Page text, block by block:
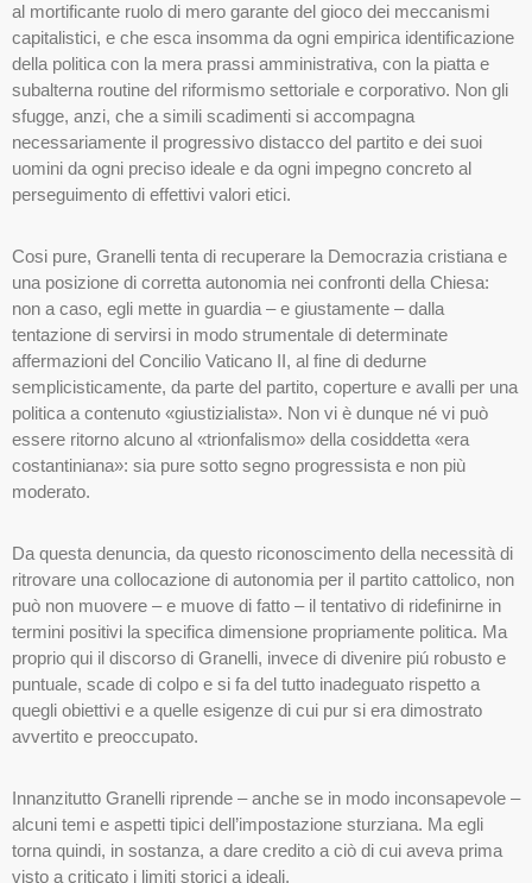
al mortificante ruolo di mero garante del gioco dei meccanismi
capitalistici, e che esca insomma da ogni empirica identificazione
della politica con la mera prassi amministrativa, con la piatta e
subalterna routine del riformismo settoriale e corporativo. Non gli
sfugge, anzi, che a simili scadimenti si accompagna
necessariamente il progressivo distacco del partito e dei suoi
uomini da ogni preciso ideale e da ogni impegno concreto al
perseguimento di effettivi valori etici.
Cosi pure, Granelli tenta di recuperare la Democrazia cristiana e
una posizione di corretta autonomia nei confronti della Chiesa:
non a caso, egli mette in guardia – e giustamente – dalla
tentazione di servirsi in modo strumentale di determinate
affermazioni del Concilio Vaticano II, al fine di dedurne
semplicisticamente, da parte del partito, coperture e avalli per una
politica a contenuto «giustizialista». Non vi è dunque né vi può
essere ritorno alcuno al «trionfalismo» della cosiddetta «era
costantiniana»: sia pure sotto segno progressista e non più
moderato.
Da questa denuncia, da questo riconoscimento della necessità di
ritrovare una collocazione di autonomia per il partito cattolico, non
può non muovere – e muove di fatto – il tentativo di ridefinirne in
termini positivi la specifica dimensione propriamente politica. Ma
proprio qui il discorso di Granelli, invece di divenire piú robusto e
puntuale, scade di colpo e si fa del tutto inadeguato rispetto a
quegli obiettivi e a quelle esigenze di cui pur si era dimostrato
avvertito e preoccupato.
Innanzitutto Granelli riprende – anche se in modo inconsapevole –
alcuni temi e aspetti tipici dell’impostazione sturziana. Ma egli
torna quindi, in sostanza, a dare credito a ciò di cui aveva prima
visto a criticato i limiti storici a ideali.